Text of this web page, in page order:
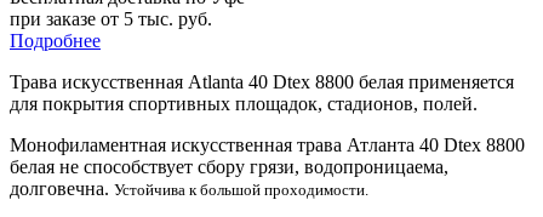
при заказе от 5 тыс. руб.
Подробнее
Трава искусственная Atlanta 40 Dtex 8800 белая применяется
для покрытия спортивных площадок, стадионов, полей.
Монофиламентная искусственная трава Атланта 40 Dtex 8800
белая не способствует сбору грязи, водопроницаема,
долговечна. Устойчива к большой проходимости.